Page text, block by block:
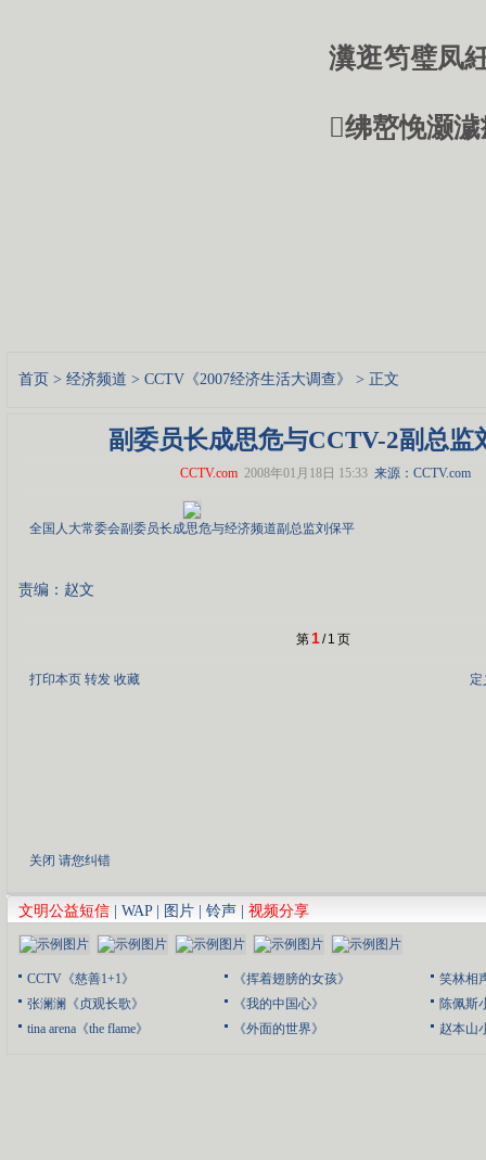
瀵逛笉璧凤
绋嶅悗灏
首页 > 经济频道 > CCTV《2007经济生活大调查》 > 正文
副委员长成思危与CCTV-2副总监
CCTV.com 2008年01月18日 15:33来源：CCTV.com
全国人大常委会副委员长成思危与经济频道副总监刘保平
责编：赵文
第 1/ 1 页
打印本页 转发 收藏
关闭 请您纠错
文明公益短信 | WAP| 图片 | 铃声 | 视频分享
CCTV《慈善1+1》
张澜澜《贞观长歌》
tina arena《the flame》
《挥着翅膀的女孩》
《我的中国心》
《外面的世界》
笑林相
陈佩斯
赵本山